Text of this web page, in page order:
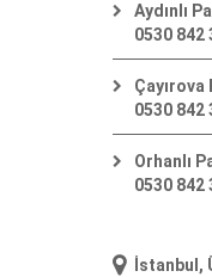
Aydınlı
0530 842
Çayırova
0530 842
Orhanlı
0530 842
İstanbul,